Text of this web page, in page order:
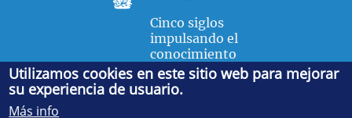
Cinco siglos
impulsando el
conocimiento
FACULTAD DE FÍSICA
Utilizamos cookies en este sitio web para mejorar
su experiencia de usuario.
Más info